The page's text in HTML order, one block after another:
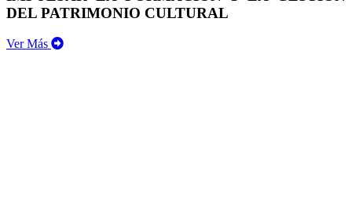
DEL PATRIMONIO CULTURAL
Ver Más